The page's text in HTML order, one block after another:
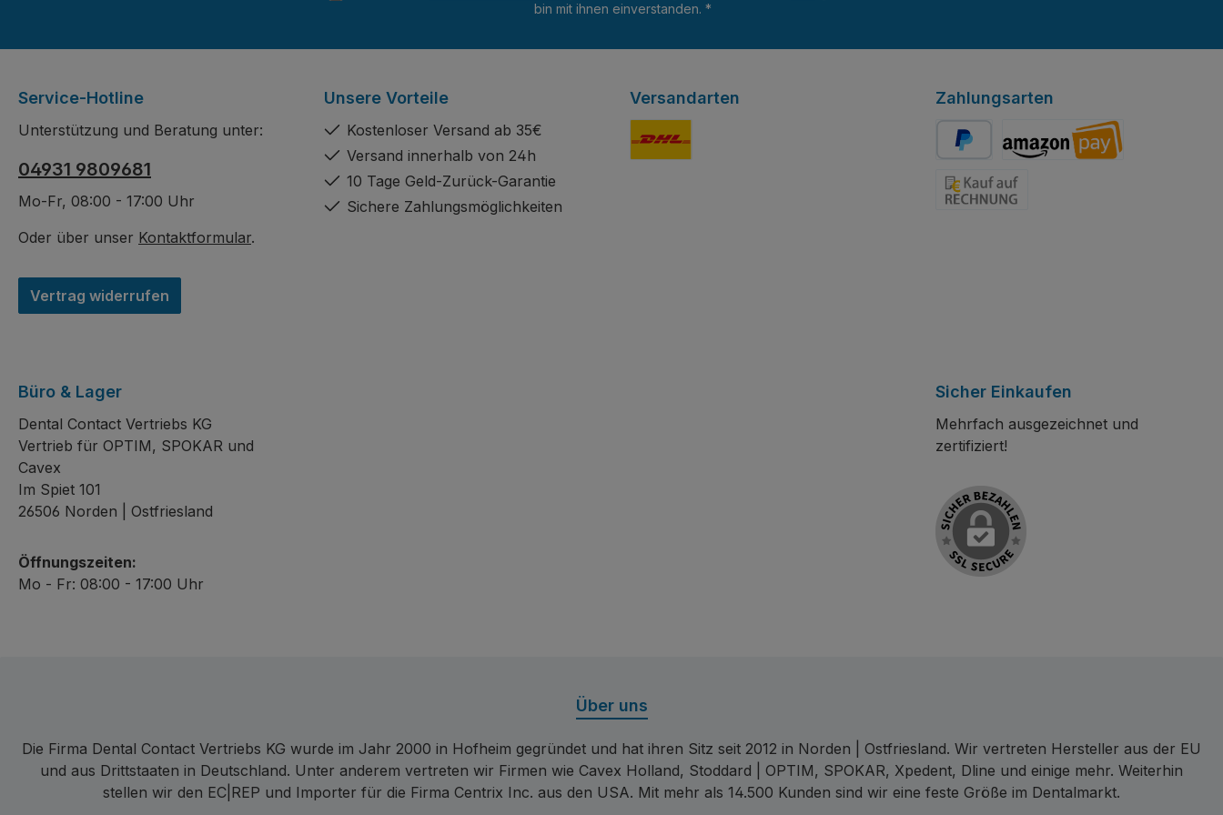
bin mit ihnen einverstanden. *
Service-Hotline
Unterstützung und Beratung unter:
04931 9809681
Mo-Fr, 08:00 - 17:00 Uhr
Oder über unser Kontaktformular.
Vertrag widerrufen
Unsere Vorteile
Kostenloser Versand ab 35€
Versand innerhalb von 24h
10 Tage Geld-Zurück-Garantie
Sichere Zahlungsmöglichkeiten
Versandarten Zahlungsarten
Büro & Lager
Dental Contact Vertriebs KG
Vertrieb für OPTIM, SPOKAR und
Cavex
Im Spiet 101
26506 Norden | Ostfriesland
Öffnungszeiten:
Mo - Fr: 08:00 - 17:00 Uhr
Sicher Einkaufen
Mehrfach ausgezeichnet und
zertifiziert!
Über uns
Die Firma Dental Contact Vertriebs KG wurde im Jahr 2000 in Hofheim gegründet und hat ihren Sitz seit 2012 in Norden | Ostfriesland. Wir vertreten Hersteller aus der EU
und aus Drittstaaten in Deutschland. Unter anderem vertreten wir Firmen wie Cavex Holland, Stoddard | OPTIM, SPOKAR, Xpedent, Dline und einige mehr. Weiterhin
stellen wir den EC|REP und Importer für die Firma Centrix Inc. aus den USA. Mit mehr als 14.500 Kunden sind wir eine feste Größe im Dentalmarkt.